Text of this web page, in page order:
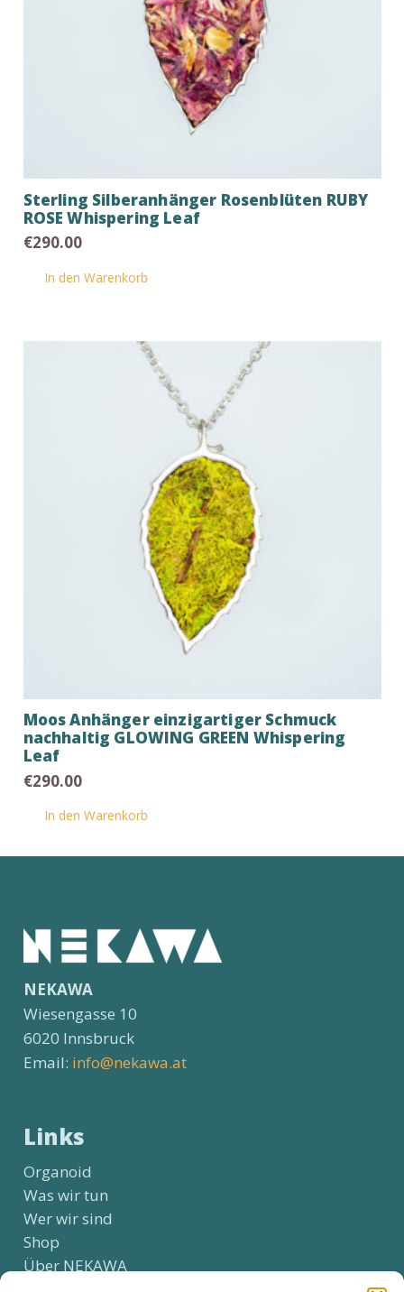
Sterling Silberanhänger Rosenblüten RUBY
ROSE Whispering Leaf
€290.00
In den Warenkorb
Moos Anhänger einzigartiger Schmuck
nachhaltig GLOWING GREEN Whispering
Leaf
€290.00
In den Warenkorb
NEKAWA
Wiesengasse 10
6020 Innsbruck
Email: info@nekawa.at
Links
Organoid
Was wir tun
Wer wir sind
Shop
Über NEKAWA